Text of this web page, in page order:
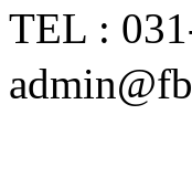
TEL :